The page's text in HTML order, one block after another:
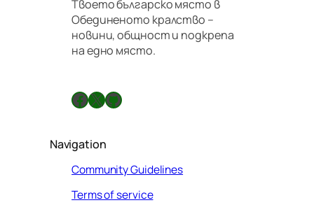
Твоето българско място в
Обединеното кралство –
новини, общност и подкрепа
на едно място.
Facebook X GitHub
Navigation
Community Guidelines
Terms of service